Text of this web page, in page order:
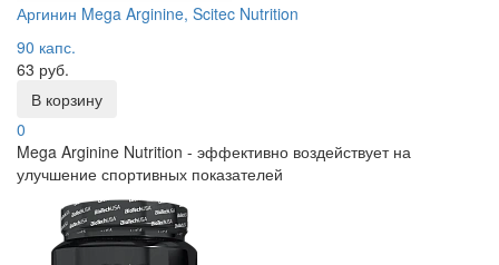
Аргинин Mega Arginine, Scitec Nutrition
90 капс.
63 руб.
В корзину
0
Mega Arginine Nutrition - эффективно воздействует на
улучшение спортивных показателей